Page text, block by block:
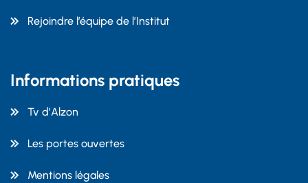
Rejoindre l’équipe de l’Institut
Informations pratiques
Tv d’Alzon
Les portes ouvertes
Mentions légales